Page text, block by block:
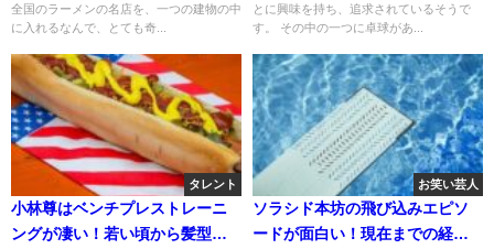
全国のラーメンの名店を、一つの建物の中
に入れるなんで、とても奇...
とに興味を持ち、追求されているそうで
す。 その中の一つに卓球があ...
タレント
小林尊はベンチプレストレーニ
ングが凄い！若い頃から髪型が
お笑い芸人
ソラシド本坊の飛び込みエピソ
ードが面白い！現在までの経